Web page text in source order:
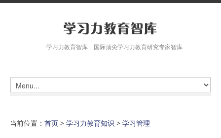
学习力教育智库 国际顶尖学习力教育研究专家智库
当前位置： 首页 > 学习力教育知识 > 学习管理